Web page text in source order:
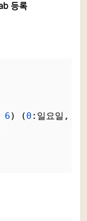
등록
6) (0 :일요일,